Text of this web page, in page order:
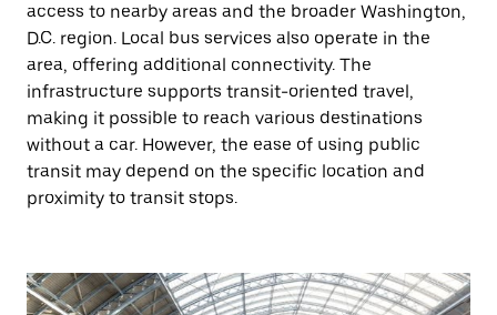
access to nearby areas and the broader Washington,
D.C. region. Local bus services also operate in the
area, offering additional connectivity. The
infrastructure supports transit-oriented travel,
making it possible to reach various destinations
without a car. However, the ease of using public
transit may depend on the specific location and
proximity to transit stops.